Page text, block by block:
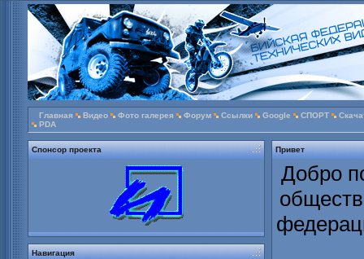
Главная Видео Фото галерея Форум Ссылки Google СПОРТ
PDA
Спонсор проекта
Навигация
Привет
Добро